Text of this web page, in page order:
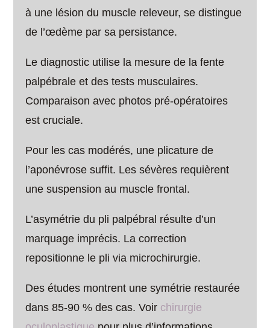
à une lésion du muscle releveur, se distingue
de l’œdème par sa persistance.
Le diagnostic utilise la mesure de la fente
palpébrale et des tests musculaires.
Comparaison avec photos pré-opératoires
est cruciale.
Pour les cas modérés, une plicature de
l’aponévrose suffit. Les sévères requièrent
une suspension au muscle frontal.
L’asymétrie du pli palpébral résulte d’un
marquage imprécis. La correction
repositionne le pli via microchirurgie.
Des études montrent une symétrie restaurée
dans 85-90 % des cas. Voir chirurgie